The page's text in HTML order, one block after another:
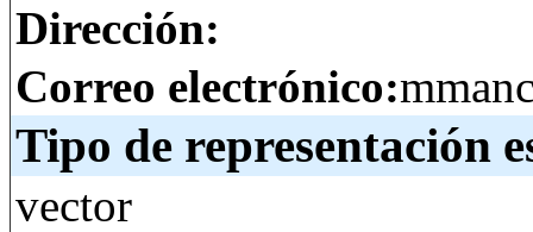
Dirección:
Correo electrónico:
Tipo de representación
vector